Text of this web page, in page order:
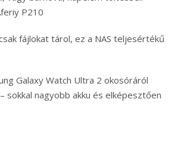
P210
fájlokat tárol, ez a NAS teljesértékű
Galaxy Watch Ultra 2 okosóráról
sokkal nagyobb akku és elképesztően